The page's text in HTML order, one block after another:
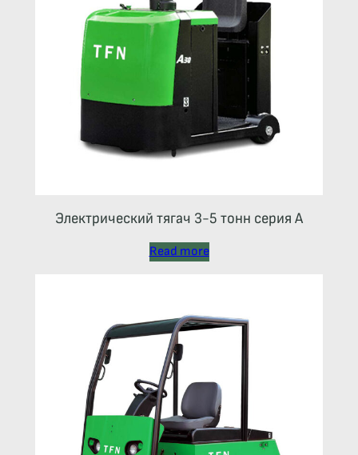
Электрический тягач 3-5 тонн серия А
Read more